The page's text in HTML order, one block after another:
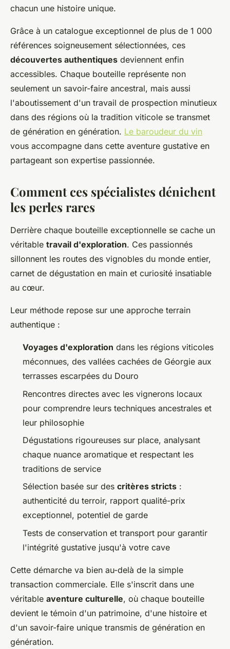
chacun une histoire unique.
Grâce à un catalogue exceptionnel de plus de 1 000
références soigneusement sélectionnées, ces
découvertes authentiques deviennent enfin
accessibles. Chaque bouteille représente non
seulement un savoir-faire ancestral, mais aussi
l'aboutissement d'un travail de prospection minutieux
dans des régions où la tradition viticole se transmet
de génération en génération. Le baroudeur du vin
vous accompagne dans cette aventure gustative en
partageant son expertise passionnée.
Comment ces spécialistes dénichent
les perles rares
Derrière chaque bouteille exceptionnelle se cache un
véritable travail d'exploration. Ces passionnés
sillonnent les routes des vignobles du monde entier,
carnet de dégustation en main et curiosité insatiable
au cœur.
Leur méthode repose sur une approche terrain
authentique :
Voyages d'exploration dans les régions viticoles
méconnues, des vallées cachées de Géorgie aux
terrasses escarpées du Douro
Rencontres directes avec les vignerons locaux
pour comprendre leurs techniques ancestrales et
leur philosophie
Dégustations rigoureuses sur place, analysant
chaque nuance aromatique et respectant les
traditions de service
Sélection basée sur des critères stricts :
authenticité du terroir, rapport qualité-prix
exceptionnel, potentiel de garde
Tests de conservation et transport pour garantir
l'intégrité gustative jusqu'à votre cave
Cette démarche va bien au-delà de la simple
transaction commerciale. Elle s'inscrit dans une
véritable aventure culturelle, où chaque bouteille
devient le témoin d'un patrimoine, d'une histoire et
d'un savoir-faire unique transmis de génération en
génération.